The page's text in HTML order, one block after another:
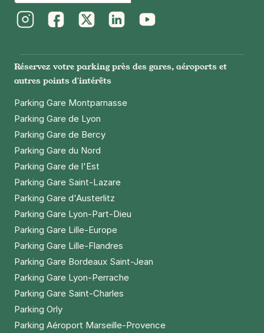
15 rue du Temple
75004Paris
(90 avis)
Réserver
+ Abonnements disponibles
Paris - Les Halles Saint-Eustache -
75001
4,5
5,60 € /heure ,38,08 €/jour,169,12 €/semaine
(tarifs dégressifs)
Réserver
Paris - Centre Georges Pompidou -
Rambuteau
75003Paris
4 €/heure,36 €/jour,100 €/semaine(tarifs dégressifs)
Réservez votre parking près des gares, aéroports et
autres points d'intérêts
Parking Gare Montparnasse
Parking Gare de Lyon
Parking Gare de Bercy
Parking Gare du Nord
Parking Gare de l'Est
Parking Gare Saint-Lazare
Parking Gare d'Austerlitz
Parking Gare Lyon-Part-Dieu
Parking Gare Lille-Europe
Parking Gare Lille-Flandres
Parking Gare Bordeaux Saint-Jean
Parking Gare Lyon-Perrache
Parking Gare Saint-Charles
Parking Orly
Parking Aéroport Marseille-Provence